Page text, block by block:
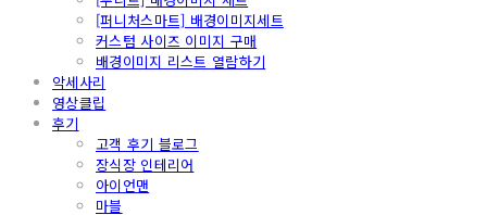
[퍼니처스마트] 배경이미지세트
커스텀 사이즈 이미지 구매
배경이미지 리스트 열람하기
악세사리
영상클립
후기
고객 후기 블로그
장식장 인테리어
아이언맨
마블